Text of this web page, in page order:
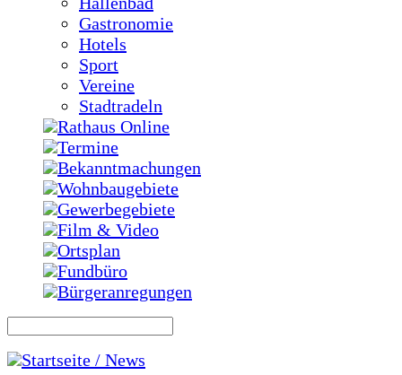
Gastronomie
Hotels
Sport
Vereine
Stadtradeln
Rathaus Online
Termine
Bekanntmachungen
Wohnbaugebiete
Gewerbegebiete
Film & Video
Ortsplan
Fundbüro
Bürgeranregungen
Startseite / News